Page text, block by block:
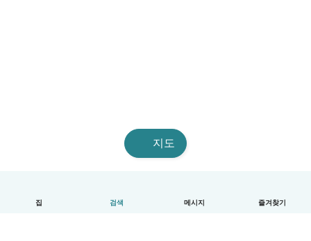
집 검색 메시지 즐겨찾기
지도